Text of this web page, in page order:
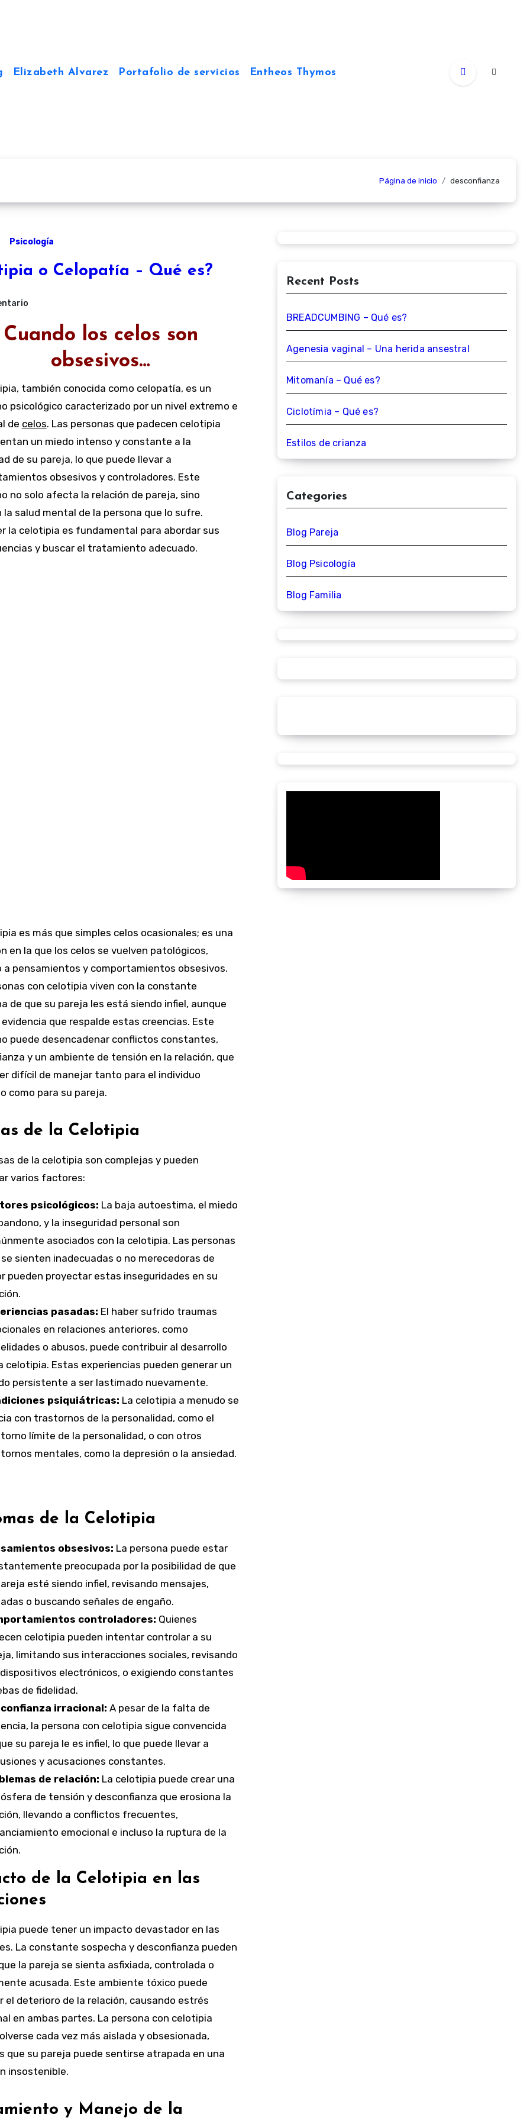
Elizabeth Alvarez Portafolio de servicios Entheos Thymos
Página de inicio desconfianza
Psicología
o Celopatía – Qué es?
Cuando los celos son
obsesivos…
psicológico caracterizado por un nivel extremo e
de celos. Las personas que padecen celotipia
un miedo intenso y constante a la
de su pareja, lo que puede llevar a
obsesivos y controladores. Este
no solo afecta la relación de pareja, sino
la salud mental de la persona que lo sufre.
la celotipia es fundamental para abordar sus
y buscar el tratamiento adecuado.
es más que simples celos ocasionales; es una
en la que los celos se vuelven patológicos,
a pensamientos y comportamientos obsesivos.
con celotipia viven con la constante
de que su pareja les está siendo infiel, aunque
evidencia que respalde estas creencias. Este
puede desencadenar conflictos constantes,
y un ambiente de tensión en la relación, que
difícil de manejar tanto para el individuo
como para su pareja.
de la Celotipia
de la celotipia son complejas y pueden
varios factores:
psicológicos: La baja autoestima, el miedo
y la inseguridad personal son
asociados con la celotipia. Las personas
sienten inadecuadas o no merecedoras de
pueden proyectar estas inseguridades en su
pasadas: El haber sufrido traumas
en relaciones anteriores, como
o abusos, puede contribuir al desarrollo
celotipia. Estas experiencias pueden generar un
persistente a ser lastimado nuevamente.
psiquiátricas: La celotipia a menudo se
con trastornos de la personalidad, como el
límite de la personalidad, o con otros
mentales, como la depresión o la ansiedad.
de la Celotipia
obsesivos: La persona puede estar
preocupada por la posibilidad de que
esté siendo infiel, revisando mensajes,
o buscando señales de engaño.
controladores: Quienes
celotipia pueden intentar controlar a su
limitando sus interacciones sociales, revisando
electrónicos, o exigiendo constantes
de fidelidad.
irracional: A pesar de la falta de
la persona con celotipia sigue convencida
su pareja le es infiel, lo que puede llevar a
y acusaciones constantes.
de relación: La celotipia puede crear una
de tensión y desconfianza que erosiona la
llevando a conflictos frecuentes,
emocional e incluso la ruptura de la
de la Celotipia en las
puede tener un impacto devastador en las
La constante sospecha y desconfianza pueden
la pareja se sienta asfixiada, controlada o
acusada. Este ambiente tóxico puede
el deterioro de la relación, causando estrés
en ambas partes. La persona con celotipia
cada vez más aislada y obsesionada,
que su pareja puede sentirse atrapada en una
insostenible.
y Manejo de la
Recent Posts
BREADCUMBING – Qué es?
Agenesia vaginal – Una herida ansestral
Mitomanía – Qué es?
Ciclotímia – Qué es?
Estilos de crianza
Categories
Blog Pareja
Blog Psicología
Blog Familia